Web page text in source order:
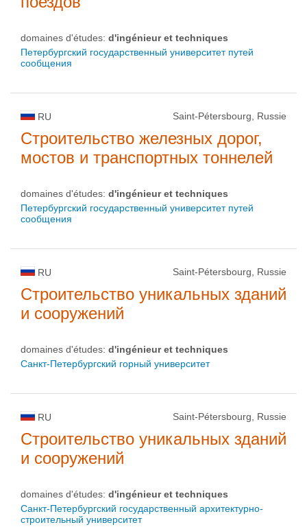
domaines d'études: d'ingénieur et techniques
Петербургский государственный университет путей
сообщения
RU Saint-Pétersbourg, Russie
Строительство железных дорог,
мостов и транспортных тоннелей
domaines d'études: d'ingénieur et techniques
Петербургский государственный университет путей
сообщения
RU Saint-Pétersbourg, Russie
Строительство уникальных зданий
и сооружений
domaines d'études: d'ingénieur et techniques
Санкт-Петербургский горный университет
RU Saint-Pétersbourg, Russie
Строительство уникальных зданий
и сооружений
domaines d'études: d'ingénieur et techniques
Санкт-Петербургский государственный архитектурно-
строительный университет